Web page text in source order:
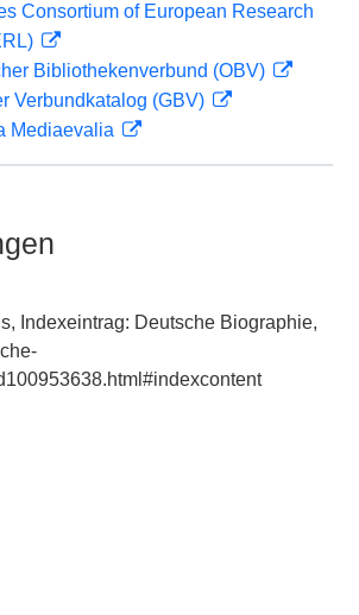
Consortium of European Research
Bibliothekenverbund (OBV)
Verbundkatalog (GBV)
Mediaevalia
Indexeintrag: Deutsche Biographie,